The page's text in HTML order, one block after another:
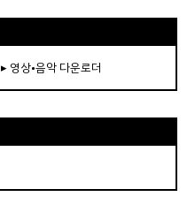
▸ 영상•음악 다운로더